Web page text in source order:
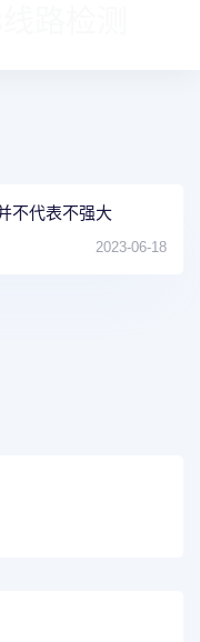
路检测
不代表不强大
2023-06-18